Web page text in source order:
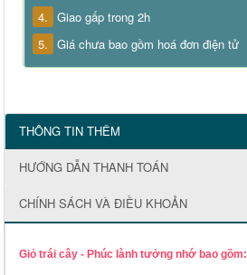
4. Giao gấp trong 2h
5. Giá chưa bao gồm hoá đơn điện tử
THÔNG TIN THÊM
HƯỚNG DẪN THANH TOÁN
CHÍNH SÁCH VÀ ĐIỀU KHOẢN
Giỏ trái cây - Phúc lành tưởng nhớ bao gồm: